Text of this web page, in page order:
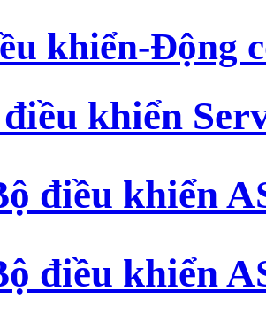
khiển-Động
khiển
điều khiển
điều khiển